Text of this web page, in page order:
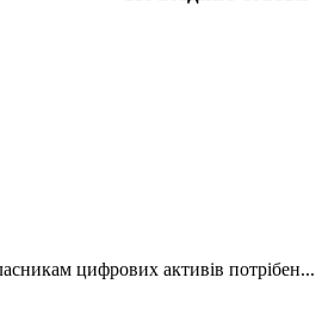
цифрових активів потрібен...